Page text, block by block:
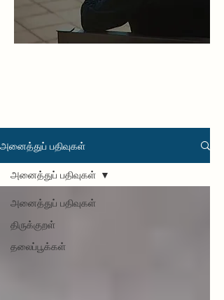
அனைத்துப் பதிவுகள்
அனைத்துப் பதிவுகள்
திருக்குறள்
தலைப்பூக்கள்
அனைத்துப் பதிவுகள்